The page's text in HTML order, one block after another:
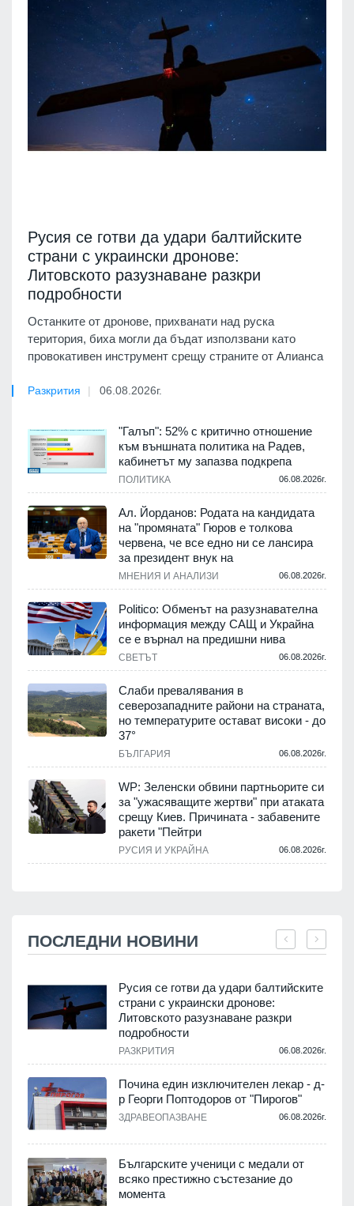
Русия се готви да удари балтийските
страни с украински дронове:
Литовското разузнаване разкри
подробности
Останките от дронове, прихванати над руска
територия, биха могли да бъдат използвани като
провокативен инструмент срещу страните от Алианса
Разкрития 06.08.2026г.
"Галъп": 52% с критично отношение
към външната политика на Радев,
кабинетът му запазва подкрепа
ПОЛИТИКА 06.08.2026г.
Ал. Йорданов: Родата на кандидата
на "промяната" Гюров е толкова
червена, че все едно ни се лансира
за президент внук на
МНЕНИЯ И АНАЛИЗИ 06.08.2026г.
Politico: Обменът на разузнавателна
информация между САЩ и Украйна
се е върнал на предишни нива
СВЕТЪТ 06.08.2026г.
Слаби превалявания в
северозападните райони на страната,
но температурите остават високи - до
37°
БЪЛГАРИЯ 06.08.2026г.
WP: Зеленски обвини партньорите си
за "ужасяващите жертви" при атаката
срещу Киев. Причината - забавените
ракети "Пейтри
РУСИЯ И УКРАЙНА 06.08.2026г.
ПОСЛЕДНИ НОВИНИ
Русия се готви да удари балтийските
страни с украински дронове:
Литовското разузнаване разкри
подробности
РАЗКРИТИЯ 06.08.2026г.
Почина един изключителен лекар - д-
р Георги Поптодоров от "Пирогов"
ЗДРАВЕОПАЗВАНЕ 06.08.2026г.
Българските ученици с медали от
всяко престижно състезание до
момента